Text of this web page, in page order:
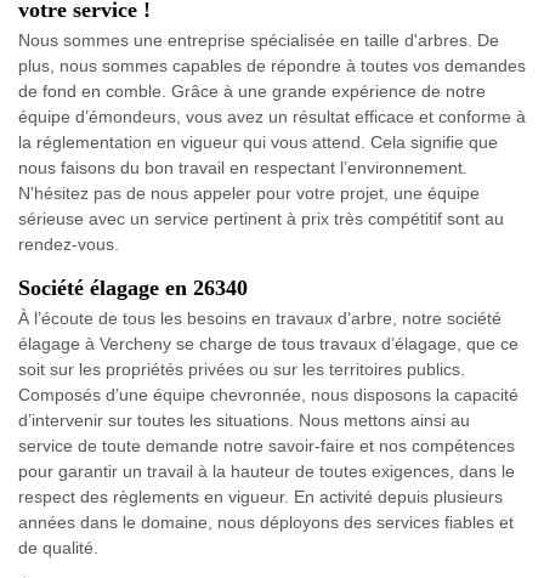
votre service !
Nous sommes une entreprise spécialisée en taille d'arbres. De
plus, nous sommes capables de répondre à toutes vos demandes
de fond en comble. Grâce à une grande expérience de notre
équipe d’émondeurs, vous avez un résultat efficace et conforme à
la réglementation en vigueur qui vous attend. Cela signifie que
nous faisons du bon travail en respectant l’environnement.
N'hésitez pas de nous appeler pour votre projet, une équipe
sérieuse avec un service pertinent à prix très compétitif sont au
rendez-vous.
Société élagage en 26340
À l’écoute de tous les besoins en travaux d’arbre, notre société
élagage à Vercheny se charge de tous travaux d’élagage, que ce
soit sur les propriétés privées ou sur les territoires publics.
Composés d’une équipe chevronnée, nous disposons la capacité
d’intervenir sur toutes les situations. Nous mettons ainsi au
service de toute demande notre savoir-faire et nos compétences
pour garantir un travail à la hauteur de toutes exigences, dans le
respect des règlements en vigueur. En activité depuis plusieurs
années dans le domaine, nous déployons des services fiables et
de qualité.